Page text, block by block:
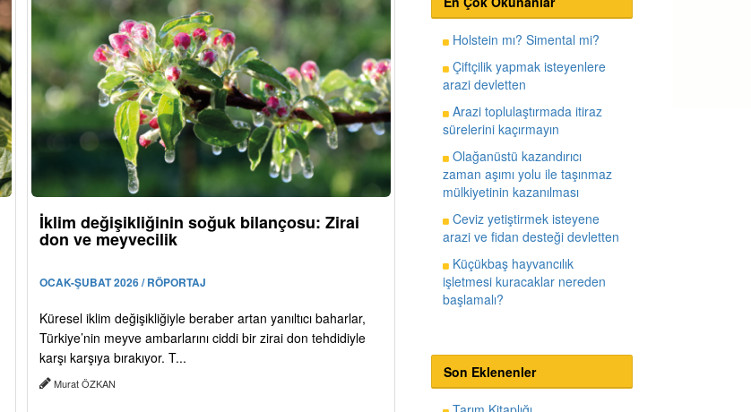
İklim değişikliğinin soğuk bilançosu: Zirai
don ve meyvecilik
OCAK-ŞUBAT 2026 / RÖPORTAJ
Küresel iklim değişikliğiyle beraber artan yanıltıcı baharlar,
Türkiye’nin meyve ambarlarını ciddi bir zirai don tehdidiyle
karşı karşıya bırakıyor. T...
Murat ÖZKAN
Holstein mı? Simental mi?
Çiftçilik yapmak isteyenlere
arazi devletten
Arazi toplulaştırmada itiraz
sürelerini kaçırmayın
Olağanüstü kazandırıcı
zaman aşımı yolu ile taşınmaz
mülkiyetinin kazanılması
Ceviz yetiştirmek isteyene
arazi ve fidan desteği devletten
Küçükbaş hayvancılık
işletmesi kuracaklar nereden
başlamalı?
Son Eklenenler